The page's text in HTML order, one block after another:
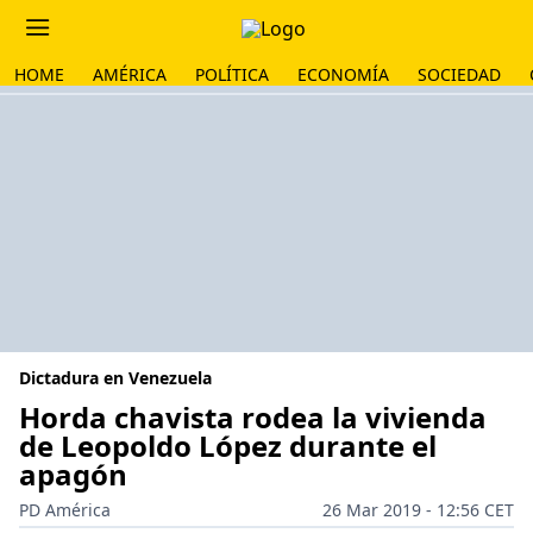
HOME AMÉRICA POLÍTICA ECONOMÍA SOCIEDAD
Dictadura en Venezuela
Horda chavista rodea la vivienda
de Leopoldo López durante el
apagón
PD América
26 Mar 2019 - 12:56 CET